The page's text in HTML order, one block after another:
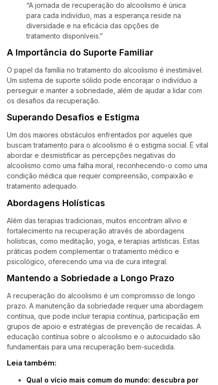
“A jornada de recuperação do alcoolismo é única
para cada indivíduo, mas a esperança reside na
diversidade e na eficácia das opções de
tratamento disponíveis.”
A Importância do Suporte Familiar
O papel da família no tratamento do alcoolismo é inestimável.
Um sistema de suporte sólido pode encorajar o indivíduo a
perseguir e manter a sobriedade, além de ajudar a lidar com
os desafios da recuperação.
Superando Desafios e Estigma
Um dos maiores obstáculos enfrentados por aqueles que
buscam tratamento para o alcoolismo é o estigma social. É vital
abordar e desmistificar as percepções negativas do
alcoolismo como uma falha moral, reconhecendo-o como uma
condição médica que requer compreensão, compaixão e
tratamento adequado.
Abordagens Holísticas
Além das terapias tradicionais, muitos encontram alívio e
fortalecimento na recuperação através de abordagens
holísticas, como meditação, yoga, e terapias artísticas. Estas
práticas podem complementar o tratamento médico e
psicológico, oferecendo uma via de cura integral.
Mantendo a Sobriedade a Longo Prazo
A recuperação do alcoolismo é um compromisso de longo
prazo. A manutenção da sobriedade requer uma abordagem
contínua, que pode incluir terapia contínua, participação em
grupos de apoio e estratégias de prevenção de recaídas. A
educação contínua sobre o alcoolismo e o autocuidado são
fundamentais para uma recuperação bem-sucedida.
Leia também:
Qual o vício mais comum do mundo: descubra por